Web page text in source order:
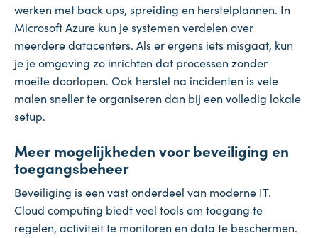
werken met back ups, spreiding en herstelplannen. In
Microsoft Azure kun je systemen verdelen over
meerdere datacenters. Als er ergens iets misgaat, kun
je je omgeving zo inrichten dat processen zonder
moeite doorlopen. Ook herstel na incidenten is vele
malen sneller te organiseren dan bij een volledig lokale
setup.
Meer mogelijkheden voor beveiliging en
toegangsbeheer
Beveiliging is een vast onderdeel van moderne IT.
Cloud computing biedt veel tools om toegang te
regelen, activiteit te monitoren en data te beschermen.